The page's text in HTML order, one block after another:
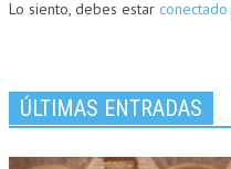
Lo siento, debes estar conectado
ÚLTIMAS ENTRADAS